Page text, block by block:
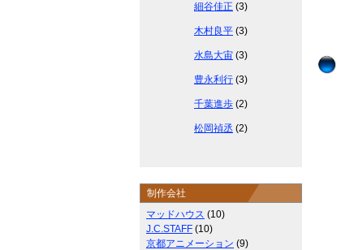
細谷佳正 (3)
木村良平 (3)
水島大宙 (3)
豊永利行 (3)
千葉進歩 (2)
松岡禎丞 (2)
制作会社
マッドハウス (10)
J.C.STAFF (10)
京都アニメーション (9)